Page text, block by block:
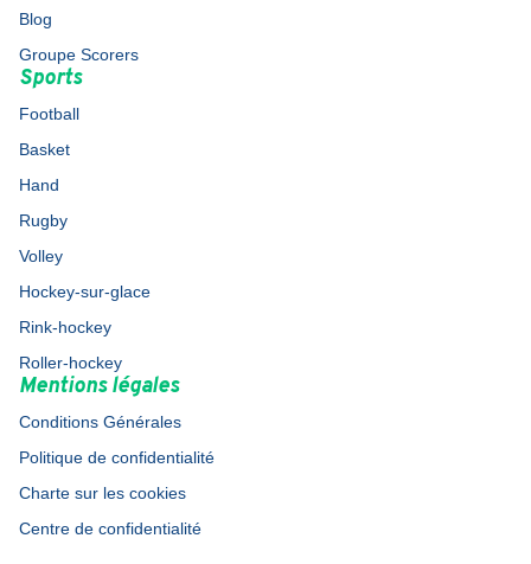
Blog
Groupe Scorers
Sports
Football
Basket
Hand
Rugby
Volley
Hockey-sur-glace
Rink-hockey
Roller-hockey
Mentions légales
Conditions Générales
Politique de confidentialité
Charte sur les cookies
Centre de confidentialité